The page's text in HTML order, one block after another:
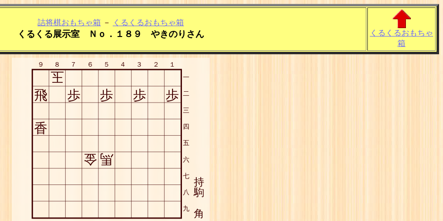
詰将棋おもちゃ箱 － くるくるおもちゃ箱
くるくる展示室 Ｎｏ．１８９ やきのりさん
くるくるおもちゃ
箱
９
一
８
二
７
三
６
四
５
五
４
六
３
七
２
八
１
九
玉
飛 歩 歩 歩 歩
香
金 馬
角
駒
持